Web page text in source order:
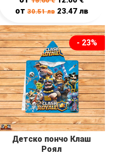
от 30.51лв 23.47 лв
- 23%
Детско пончо Клаш
Роял